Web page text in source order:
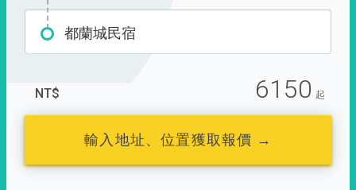
都蘭城民宿
NT$ 6150 起
輸入地址、位置獲取報價 →